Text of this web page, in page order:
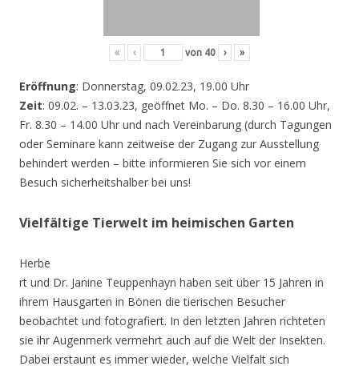
« ‹ von 40 › »
Eröffnung: Donnerstag, 09.02.23, 19.00 Uhr
Zeit: 09.02. – 13.03.23, geöffnet Mo. – Do. 8.30 – 16.00 Uhr,
Fr. 8.30 – 14.00 Uhr und nach Vereinbarung (durch Tagungen
oder Seminare kann zeitweise der Zugang zur Ausstellung
behindert werden – bitte informieren Sie sich vor einem
Besuch sicherheitshalber bei uns!
Vielfältige Tierwelt im heimischen Garten
Herbe
rt und Dr. Janine Teuppenhayn haben seit über 15 Jahren in
ihrem Hausgarten in Bönen die tierischen Besucher
beobachtet und fotografiert. In den letzten Jahren richteten
sie ihr Augenmerk vermehrt auch auf die Welt der Insekten.
Dabei erstaunt es immer wieder, welche Vielfalt sich